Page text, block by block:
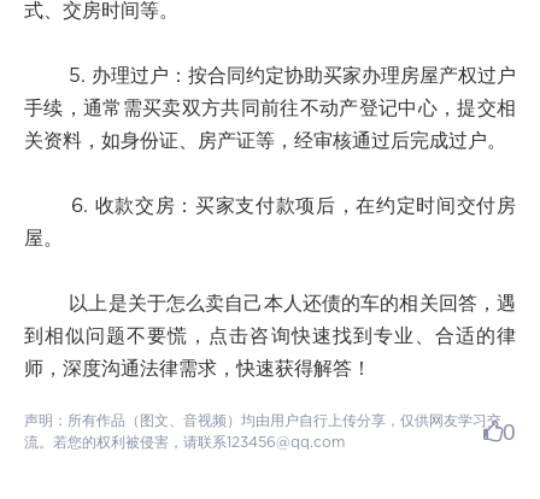
式、交房时间等。
5. 办理过户：按合同约定协助买家办理房屋产权过户
手续，通常需买卖双方共同前往不动产登记中心，提交相
关资料，如身份证、房产证等，经审核通过后完成过户。
6. 收款交房：买家支付款项后，在约定时间交付房
屋。
以上是关于怎么卖自己本人还债的车的相关回答，遇
到相似问题不要慌，点击咨询快速找到专业、合适的律
师，深度沟通法律需求，快速获得解答！
声明：所有作品（图文、音视频）均由用户自行上传分享，仅供网友学习交
流。若您的权利被侵害，请联系123456@qq.com
0